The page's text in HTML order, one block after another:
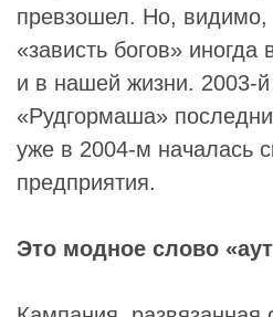
превзошел. Но, видимо,
«зависть богов» иногда
и в нашей жизни. 2003-
«Рудгормаша»
уже в 2004-м началась
предприятия.
Это модное слово